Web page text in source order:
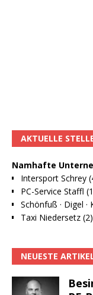
AKTUELLE
Namhafte
Intersport Schrey
PC-Service Staffl
Schönfuß · Digel
Taxi Niedersetz (2)
NEUESTE